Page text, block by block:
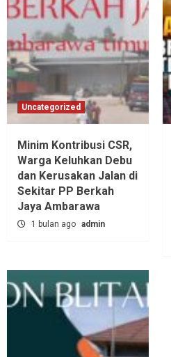
Uncategorized
Minim Kontribusi CSR,
Warga Keluhkan Debu
dan Kerusakan Jalan di
Sekitar PP Berkah
Jaya Ambarawa‎
1 bulan ago admin